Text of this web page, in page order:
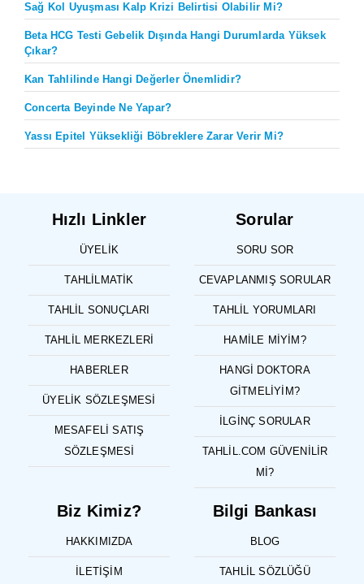
Sağ Kol Uyuşması Kalp Krizi Belirtisi Olabilir Mi?
Beta HCG Testi Gebelik Dışında Hangi Durumlarda Yüksek
Çıkar?
Kan Tahlilinde Hangi Değerler Önemlidir?
Concerta Beyinde Ne Yapar?
Yassı Epitel Yüksekliği Böbreklere Zarar Verir Mi?
Hızlı Linkler
ÜYELIK
TAHLILMATIK
TAHLIL SONUÇLARI
TAHLIL MERKEZLERI
HABERLER
ÜYELIK SÖZLEŞMESI
MESAFELI SATIŞ
SÖZLEŞMESI
Sorular
SORU SOR
CEVAPLANMIŞ SORULAR
TAHLIL YORUMLARI
HAMILE MIYIM?
HANGI DOKTORA
GITMELIYIM?
İLGINÇ SORULAR
TAHLIL.COM GÜVENILIR
MI?
Biz Kimiz?
HAKKIMIZDA
İLETIŞIM
Bilgi Bankası
BLOG
TAHLIL SÖZLÜĞÜ